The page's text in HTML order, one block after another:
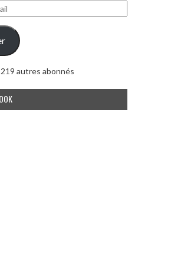
autres abonnés